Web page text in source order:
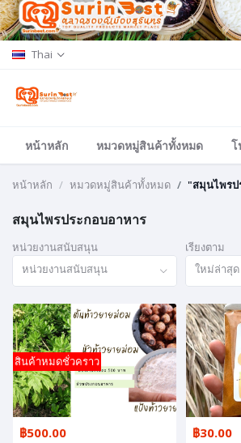
Thai
หน้าหลัก หมวดหมู่สินค้าทั้งหมด โ
หน้าหลัก หมวดหมู่สินค้าทั้งหมด "สมุนไพรป
สมุนไพรประกอบอาหาร
หน่วยงานสนับสนุน
หน่วยงานสนับสนุน
เรียงตาม
ใหม่ล่าสุด
สินค้าหมดชั่วคราว
฿500.00 ฿30.00